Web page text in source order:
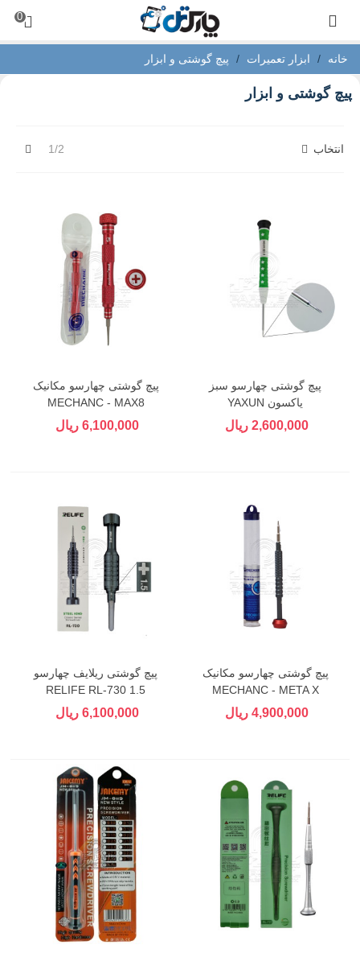
0
خانه / ابزار تعمیرات / پیچ گوشتی و ابزار
پیچ گوشتی و ابزار
انتخاب 1/2
پیچ گوشتی چهارسو سبز
یاکسون YAXUN
2,600,000 ریال
پیچ گوشتی چهارسو مکانیک
MECHANC - MAX8
6,100,000 ریال
پیچ گوشتی چهارسو مکانیک
MECHANC - META X
4,900,000 ریال
پیچ گوشتی ریلایف چهارسو
RELIFE RL-730 1.5
6,100,000 ریال